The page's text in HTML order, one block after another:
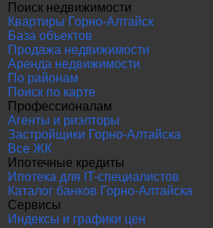
Поиск недвижимости
Квартиры Горно-Алтайск
База объектов
Продажа недвижимости
Аренда недвижимости
По районам
Поиск по карте
Профессионалам
Агенты и риэлторы
Застройщики Горно-Алтайска
Все ЖК
Ипотечные кредиты
Ипотека для IT-специалистов
Каталог банков Горно-Алтайска
Сервисы
Индексы и графики цен